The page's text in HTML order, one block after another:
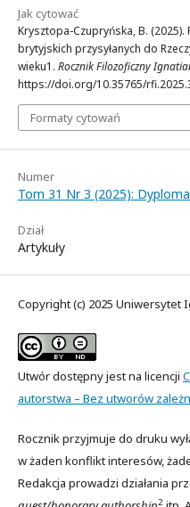
Jak cytować
Krysztopa-Czupryńska, B.
brytyjskich przysyłanych do
wieku1. Rocznik Filozoficzny
https://doi.org/10.35765/
Formaty cytowań
Numer
Tom 31 Nr 3 (2025):
Dział
Artykuły
Copyright (c) 2025 Uniwersytet
Utwór dostępny jest na licencji
autorstwa – Bez utworów
Rocznik przyjmuje do druku
w żaden konflikt interesów,
Redakcja prowadzi działania
2